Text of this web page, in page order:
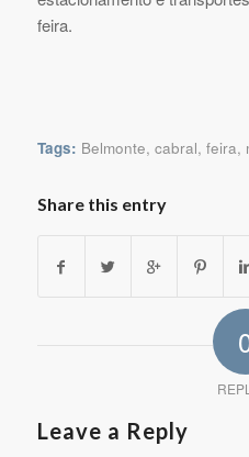
feira.
Tags: Belmonte, cabral, feira,
Share this entry
Leave a Reply